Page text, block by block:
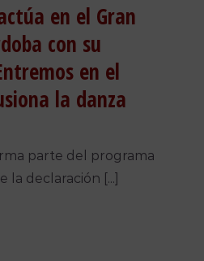
en el Gran
con su
en el
la danza
parte del programa
la declaración [...]